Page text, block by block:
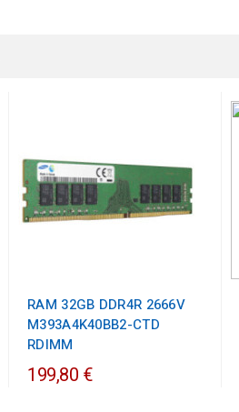
RAM 32GB DDR4R 2666V
M393A4K40BB2-CTD
RDIMM
199,80 €